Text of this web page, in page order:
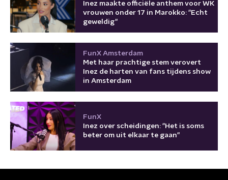
Inez maakte officiële anthem voor WK
vrouwen onder 17 in Marokko: "Echt
geweldig"
FunX Amsterdam
Met haar prachtige stem verovert
Inez de harten van fans tijdens show
in Amsterdam
FunX
Inez over scheidingen: "Het is soms
beter om uit elkaar te gaan"